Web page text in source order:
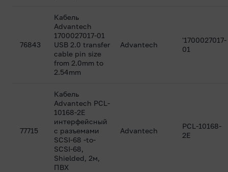
76843
Кабель
Advantech
1700027017-01
USB 2.0 transfer
cable pin size
from 2.0mm to
2.54mm
Advantech
'1700027017-
01
77715
Кабель
Advantech PCL-
10168-2E
интерфейсный
с разъемами
SCSI-68 -to-
SCSI-68,
Shielded, 2м,
ПВХ
Advantech
PCL-10168-
2E